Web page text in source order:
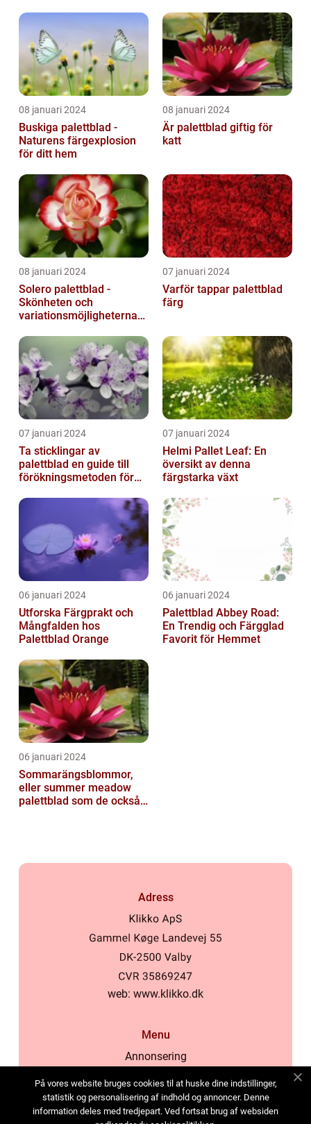
08 januari 2024
Buskiga palettblad -
Naturens färgexplosion
för ditt hem
08 januari 2024
Är palettblad giftig för
katt
08 januari 2024
Solero palettblad -
Skönheten och
variationsmöjligheterna
07 januari 2024
Varför tappar palettblad
färg
07 januari 2024
Ta sticklingar av
palettblad en guide till
förökningsmetoden för
07 januari 2024
Helmi Pallet Leaf: En
översikt av denna
färgstarka växt
06 januari 2024
Utforska Färgprakt och
Mångfalden hos
Palettblad Orange
06 januari 2024
Palettblad Abbey Road:
En Trendig och Färgglad
Favorit för Hemmet
06 januari 2024
Sommarängsblommor,
eller summer meadow
palettblad som de också
Adress
web: www.klikko.dk
Menu
Annonsering
Cookies
Kontakta oss
På vores website bruges cookies til at huske dine indstillinger,
statistik og personalisering af indhold og annoncer. Denne
information deles med tredjepart. Ved fortsat brug af websiden